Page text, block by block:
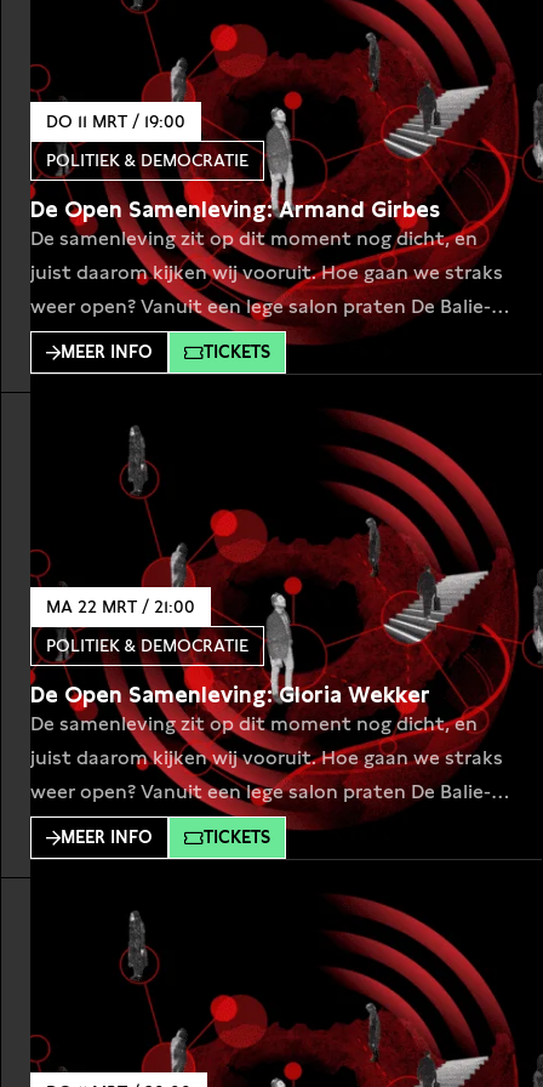
DO 11 MRT / 19:00
POLITIEK & DEMOCRATIE
De Open Samenleving: Armand Girbes
De samenleving zit op dit moment nog dicht, en
juist daarom kijken wij vooruit. Hoe gaan we straks
weer open? Vanuit een lege salon praten De Balie-
programmamakers met bijzondere gasten over de
vergaande consequenties van de coronacrisis en
hoe de wereld erna eruit ziet. Dit keer interviewt
programmamaker Zara Toksöz IC-chef Armand
Girbes over de coronazorg. Sinds
MEER INFO TICKETS
MA 22 MRT / 21:00
POLITIEK & DEMOCRATIE
De Open Samenleving: Gloria Wekker
De samenleving zit op dit moment nog dicht, en
juist daarom kijken wij vooruit. Hoe gaan we straks
weer open? Vanuit een lege salon praten De Balie-
programmamakers met bijzondere gasten over de
vergaande consequenties van de coronacrisis en
hoe de wereld erna eruit ziet. Dit keer interviewt
programmamaker Merlijn Geurts sociaal en
cultureel antropoloog Gloria Wekker
MEER INFO TICKETS